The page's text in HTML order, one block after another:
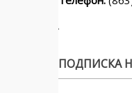
ПОДПИСКА